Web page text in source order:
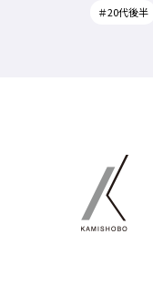
＃20代後半